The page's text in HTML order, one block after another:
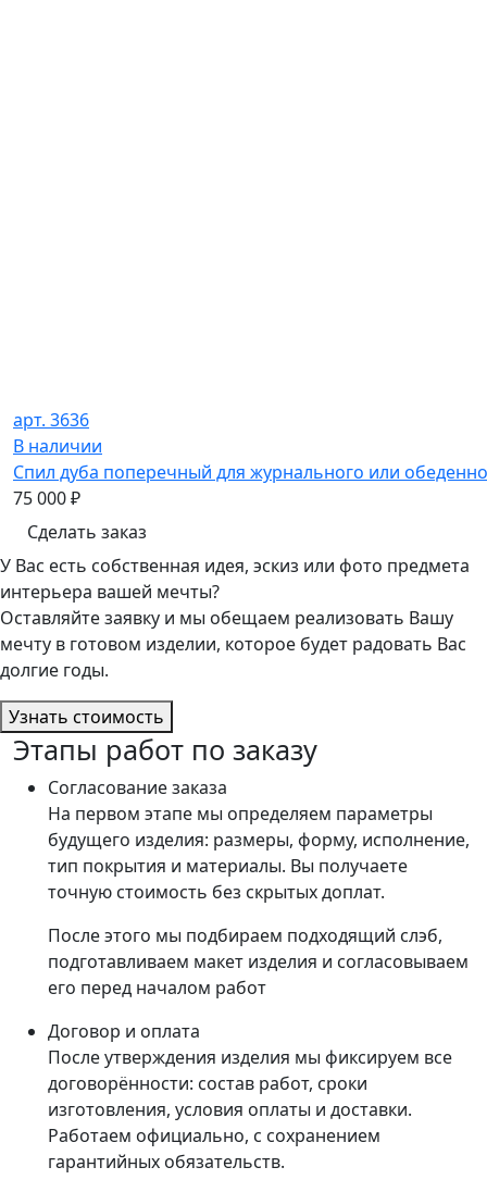
арт. 3636
В наличии
Спил дуба поперечный для журнального или
75 000₽
Сделать заказ
У Вас есть собственная идея, эскиз или фото предмета
интерьера вашей мечты?
Оставляйте заявку и мы обещаем реализовать Вашу
мечту в готовом изделии, которое будет радовать Вас
долгие годы.
Узнать стоимость
Этапы работ по заказу
Согласование заказа
На первом этапе мы определяем параметры
будущего изделия: размеры, форму, исполнение,
тип покрытия и материалы. Вы получаете
точную стоимость без скрытых доплат.
После этого мы подбираем подходящий слэб,
подготавливаем макет изделия и согласовываем
его перед началом работ
Договор и оплата
После утверждения изделия мы фиксируем все
договорённости: состав работ, сроки
изготовления, условия оплаты и доставки.
Работаем официально, с сохранением
гарантийных обязательств.